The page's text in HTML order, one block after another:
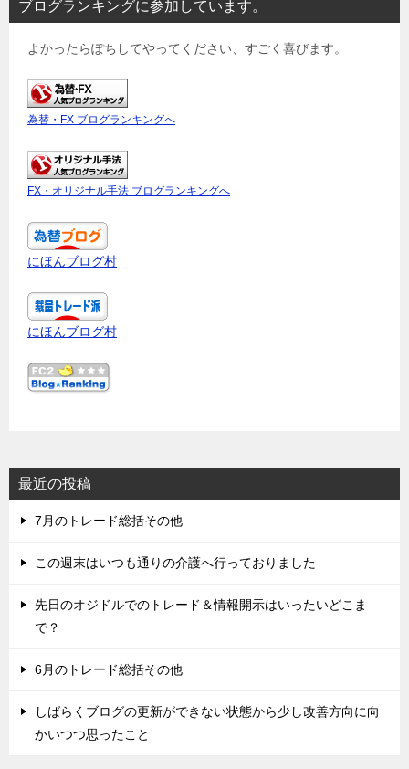
ブログランキングに参加しています。
よかったらぽちしてやってください、すごく喜びます。
為替・FX ブログランキングへ
FX・オリジナル手法 ブログランキングへ
にほんブログ村
にほんブログ村
最近の投稿
7月のトレード総括その他
この週末はいつも通りの介護へ行っておりました
先日のオジドルでのトレード＆情報開示はいったいどこま
で？
6月のトレード総括その他
しばらくブログの更新ができない状態から少し改善方向に向
かいつつ思ったこと